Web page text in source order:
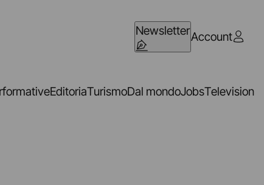
NewsletterAccount
EditoriaTurismoDal mondoJobsTelevision